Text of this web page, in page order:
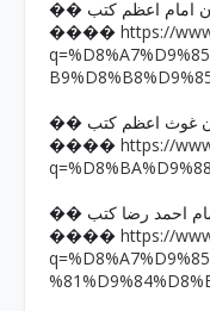
امام اعظم کتب
���� https://
غوث اعظم کتب
���� https://
احمد رضا کتب
���� https://